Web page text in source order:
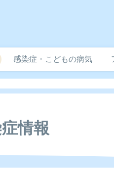
感染症・こどもの病気
情報